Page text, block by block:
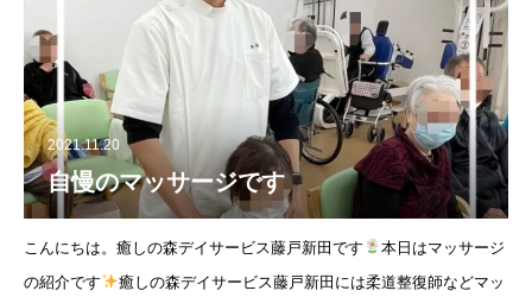
2021.11.20
自慢のマッサージです
こんにちは。癒しの森デイサービス藤戸新田です
本日はマッサージ
の紹介です
癒しの森デイサービス藤戸新田には柔道整復師などマッ